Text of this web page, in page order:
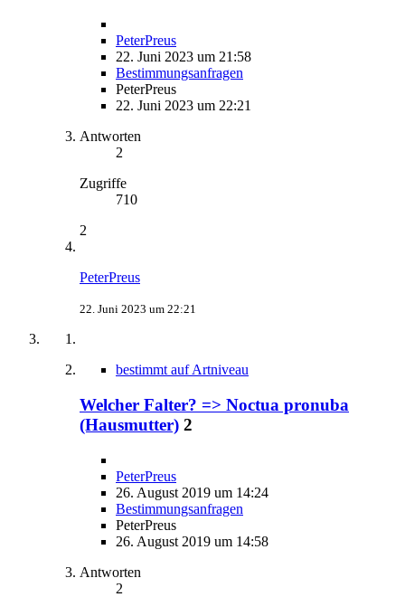
PeterPreus
22. Juni 2023 um 21:58
Bestimmungsanfragen
PeterPreus
22. Juni 2023 um 22:21
Antworten
2
Zugriffe
710
2
PeterPreus
22. Juni 2023 um 22:21
bestimmt auf Artniveau
Welcher Falter? => Noctua pronuba
(Hausmutter) 2
PeterPreus
26. August 2019 um 14:24
Bestimmungsanfragen
PeterPreus
26. August 2019 um 14:58
Antworten
2